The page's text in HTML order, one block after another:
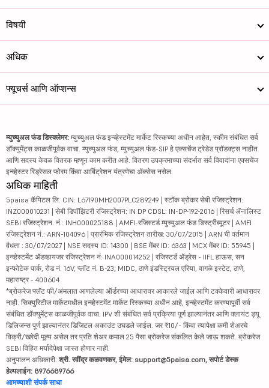
विषयी
अधिक
फ्यूचर्स आणि ऑप्शन्स
म्युच्युअल फंड डिस्क्लेमर: म्युच्युअल फंड इन्व्हेस्टमेंट मार्केट रिस्कच्या अधीन आहेत, स्कीम संबंधित सर्व
डॉक्युमेंट्स काळजीपूर्वक वाचा. म्युच्युअल फंड, म्युच्युअल फंड-SIP हे एक्सचेंज ट्रेडेड प्रॉडक्ट्स नाहीत
आणि सदस्य केवळ वितरक म्हणून काम करीत आहे. वितरण उपक्रमाच्या संदर्भात सर्व विवादांना एक्सचेंज
इन्व्हेस्टर रिड्रेसल फोरम किंवा आर्बिट्रेशन यंत्रणेचा ॲक्सेस नसेल.
अधिक माहिती
5paisa कॅपिटल लि. CIN: L67190MH2007PLC289249 | स्टॉक ब्रोकर सेबी रजिस्ट्रेशन:
INZ000010231 | सेबी डिपॉझिटरी रजिस्ट्रेशन: IN DP CDSL: IN-DP-192-2016 | रिसर्च ॲनालिस्ट
SEBI रजिस्ट्रेशन. नं.: INH000025188 | AMFI-रजिस्टर्ड म्युच्युअल फंड डिस्ट्रीब्यूटर | AMFI
रजिस्ट्रेशन नं.: ARN-104096 | प्रारंभिक रजिस्ट्रेशन तारीख: 30/07/2015 | ARN ची वर्तमान
वैधता : 30/07/2027 | NSE सदस्य ID: 14300 | BSE मेंबर ID: 6363 | MCX मेंबर ID: 55945 |
इन्व्हेस्टमेंट ॲडव्हायजर रजिस्ट्रेशन नं: INA000014252 | रजिस्टर्ड ॲड्रेस - IIFL हाऊस, सन
इन्फोटेक पार्क, रोड नं. 16V, प्लॉट नं. B-23, MIDC, ठाणे इंडस्ट्रियल एरिया, वागळे इस्टेट, ठाणे,
महाराष्ट्र - 400604
*ब्रोकरेज फ्लॅट फी/अंमलात आणलेल्या ऑर्डरच्या आधारावर आकारले जाईल आणि टक्केवारी आधारावर
नाही. सिक्युरिटीज मार्केटमधील इन्व्हेस्टमेंट मार्केट रिस्कच्या अधीन आहे, इन्व्हेस्टमेंट करण्यापूर्वी सर्व
संबंधित डॉक्युमेंट्स काळजीपूर्वक वाचा. IPV शी संबंधित सर्व प्रक्रिया पूर्ण झाल्यानंतर आणि क्लायंट ड्यू
डिलिजन्स पूर्ण झाल्यानंतर डिजिटल अकाउंट उघडले जाईल. जर ₹10/- किंवा त्यापेक्षा कमी शेअरचे
विक्री/खरेदी मूल्य असेल तर प्रति शेअर कमाल 25 पैसा ब्रोकरेज संकलित केले जाऊ शकते. ब्रोकरेज
SEBI विहित मर्यादेपेक्षा जास्त होणार नाही.
अनुपालन अधिकारी: श्री. रवींद्र कळवणकर, ईमेल: support@5paisa.com, सपोर्ट डेस्क
हेल्पलाईन: 8976689766
आमच्याशी संपर्क साधा